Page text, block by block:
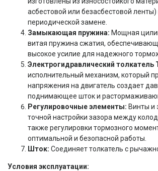
асбестовой или безасбестовой
периодической замене.
Замыкающая пружина: Мощная
витая пружина сжатия,
высокое усилие для надежного
Электрогидравлический толкатель
исполнительный механизм, который
напряжения на двигатель создает
поднимающее шток и
Регулировочные элементы: Винты и
точной настройки зазора между
также регулировки тормозного
оптимальной и безопасной работы.
Шток: Соединяет толкатель с
Условия эксплуатации: